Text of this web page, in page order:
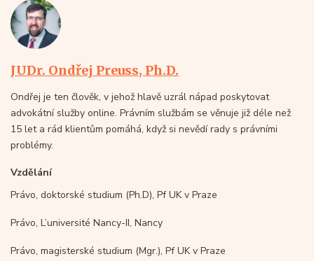
JUDr. Ondřej Preuss, Ph.D.
Ondřej je ten člověk, v jehož hlavě uzrál nápad poskytovat
advokátní služby online. Právním službám se věnuje již déle než
15 let a rád klientům pomáhá, když si nevědí rady s právními
problémy.
Vzdělání
Právo, doktorské studium (Ph.D), Pf UK v Praze
Právo, L’université Nancy-II, Nancy
Právo, magisterské studium (Mgr.), Pf UK v Praze